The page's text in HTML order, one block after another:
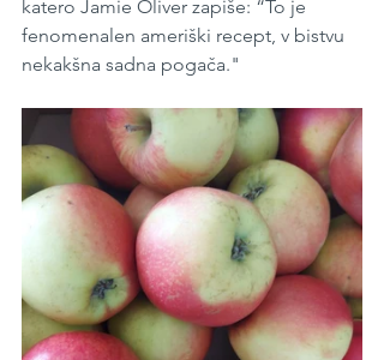
katero Jamie Oliver zapiše: “To je
fenomenalen ameriški recept, v bistvu
nekakšna sadna pogača."